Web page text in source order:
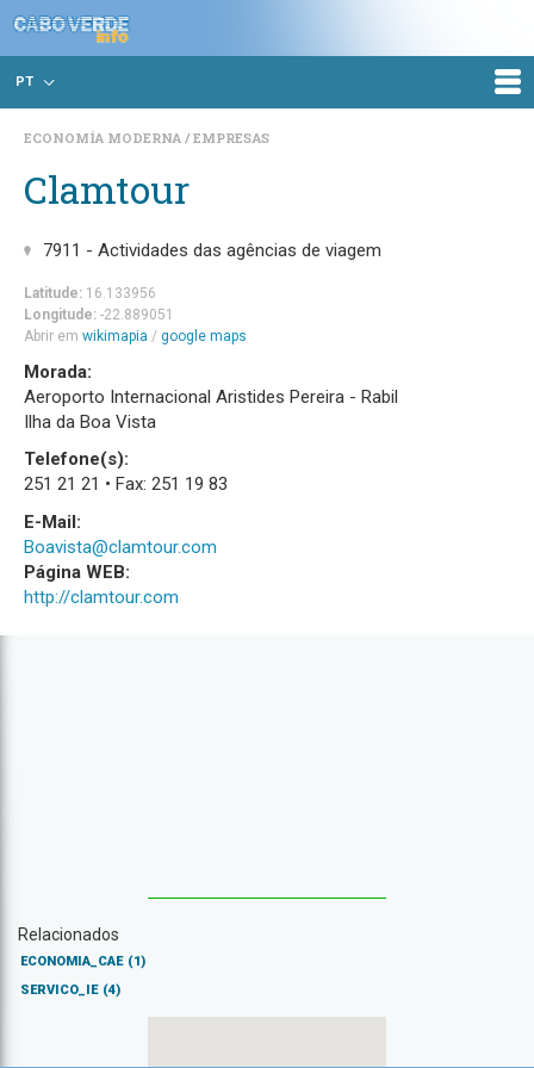
PT
ECONOMÍA MODERNA EMPRESAS
Clamtour
7911 - Actividades das agências de viagem
Latitude: 16.133956
Longitude: -22.889051
Abrir em wikimapia / google maps
Morada:
Aeroporto Internacional Aristides Pereira - Rabil
Ilha da Boa Vista
Telefone(s):
251 21 21 • Fax: 251 19 83
E-Mail:
Boavista@clamtour.com
Página WEB:
http://clamtour.com
Relacionados
ECONOMIA_CAE (1)
SERVICO_IE (4)